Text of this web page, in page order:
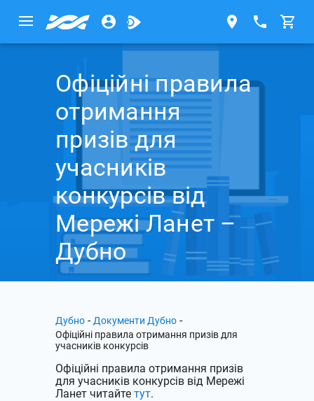
Офіційні правила
отримання
призів для
учасників
конкурсів від
Мережі Ланет –
Дубно
Дубно - Документи Дубно -
Офіційні правила отримання призів для
учасників конкурсів
Офіційні правила отримання призів
для учасників конкурсів від Мережі
Ланет читайте тут.